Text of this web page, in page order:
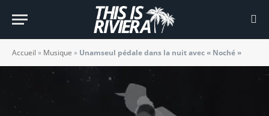
Accueil » Musique » Unamseul pédale dans la nuit avec « Noché »